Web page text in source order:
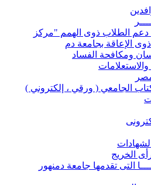
دعم الطلاب ذوى الهمم "مركز
الإعاقة بجامعة دم
ومكافحة الفساد
الجامعي ( ورقي ، إلكتروني )
الخريج
التى تقدمها جامعة دمنهور